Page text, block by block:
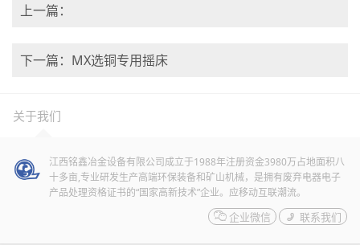
上一篇：
下一篇：MX选铜专用摇床
关于我们
江西铭鑫冶金设备有限公司成立于1988年注册资金3980万占地面积八
十多亩,专业研发生产高端环保装备和矿山机械，是拥有废弃电器电子
产品处理资格证书的“国家高新技术”企业。应移动互联潮流。
 企业微信  联系我们